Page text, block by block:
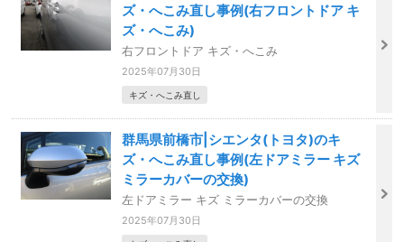
ズ・へこみ直し事例(右フロントドア キ
ズ・へこみ)
右フロントドア キズ・へこみ
2025年07月30日
キズ・へこみ直し
群馬県前橋市|シエンタ(トヨタ)のキ
ズ・へこみ直し事例(左ドアミラー キズ
ミラーカバーの交換)
左ドアミラー キズ ミラーカバーの交換
2025年07月30日